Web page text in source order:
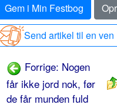
Gem i Min Festbog
Send artikel til en ven
Forrige: Nogen
får ikke jord nok, før
de får munden fuld